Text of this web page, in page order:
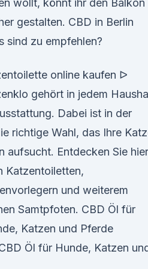
wollt, könnt ihr den Balkon
gestalten. CBD in Berlin
sind zu empfehlen?
online kaufen ᐅ
gehört in jedem
Dabei ist in der
richtige Wahl, das Ihre
aufsucht. Entdecken Sie hier
Katzentoiletten,
und weiterem
Samtpfoten. CBD Öl für
Katzen und Pferde
Öl für Hunde, Katzen